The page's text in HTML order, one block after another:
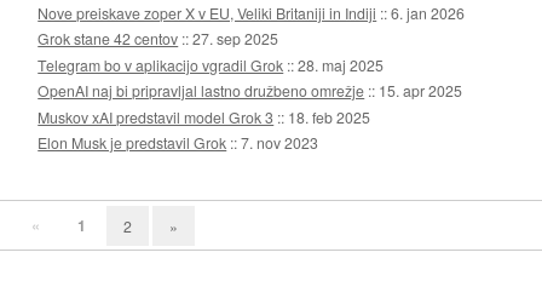
Nove preiskave zoper X v EU, Veliki Britaniji in Indiji ::6. jan 2026
Grok stane 42 centov ::27. sep 2025
Telegram bo v aplikacijo vgradil Grok ::28. maj 2025
OpenAI naj bi pripravljal lastno družbeno omrežje :: 15. apr 2025
Muskov xAI predstavil model Grok 3 :: 18. feb 2025
Elon Musk je predstavil Grok ::7. nov 2023
« 1 2 »